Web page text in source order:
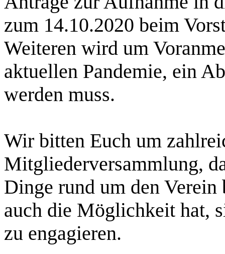
zum 14.10.2020 beim
Weiteren wird um
aktuellen Pandemie, ein
werden muss.
Wir bitten Euch um
Mitgliederversammlung,
Dinge rund um den
auch die Möglichkeit hat,
zu engagieren.